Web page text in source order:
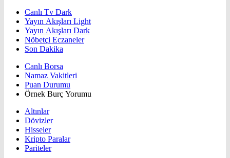
Canlı Tv Dark
Yayın Akışları Light
Yayın Akışları Dark
Nöbetçi Eczaneler
Son Dakika
Canlı Borsa
Namaz Vakitleri
Puan Durumu
Örnek Burç Yorumu
Altınlar
Dövizler
Hisseler
Kripto Paralar
Pariteler